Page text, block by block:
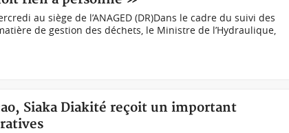
au siège de l’ANAGED (DR)Dans le cadre du suivi des
de gestion des déchets, le Ministre de l’Hydraulique,
Siaka Diakité reçoit un important